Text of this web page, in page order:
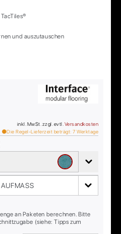
und auszutauschen
inkl. MwSt. zzgl. evtl. Versandkosten
Die Regel-Lieferzeit beträgt: 7 Werktage
an Paketen berechnen. Bitte
(siehe: Tipps zum